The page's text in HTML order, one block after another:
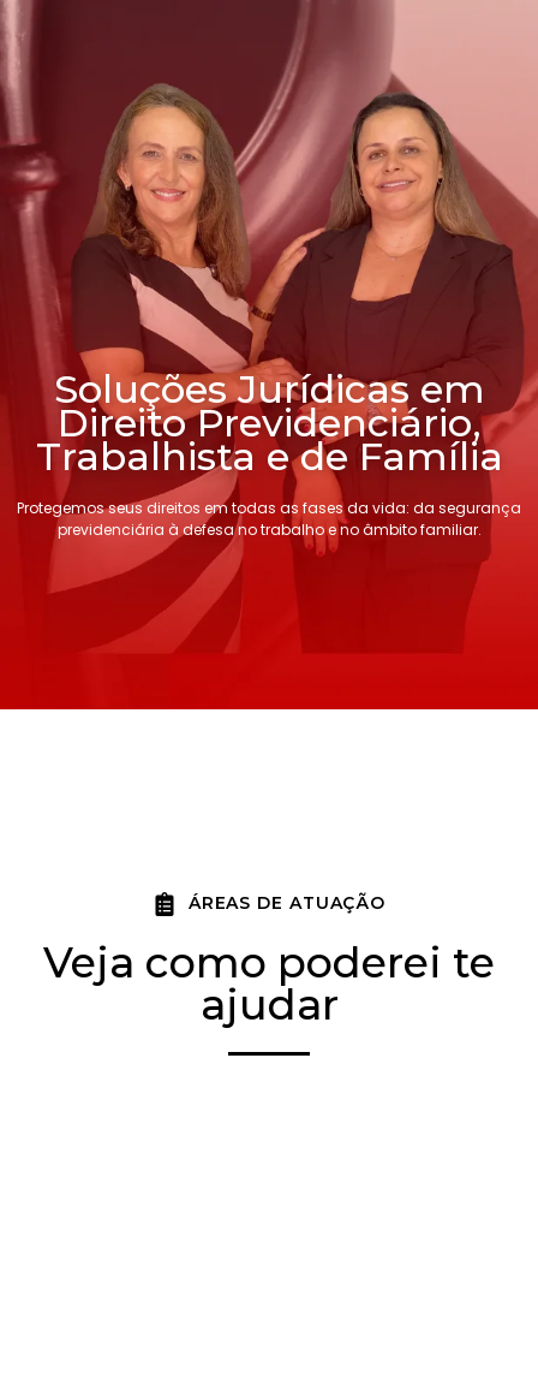
Soluções Jurídicas em
Direito Previdenciário,
Trabalhista e de Família
Protegemos seus direitos em todas as fases da vida: da segurança
previdenciária à defesa no trabalho e no âmbito familiar.
ÁREAS DE ATUAÇÃO
Veja como poderei te
ajudar